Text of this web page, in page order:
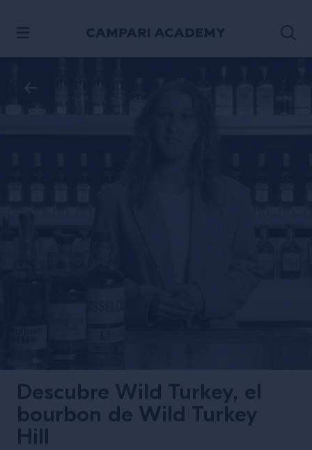
Descubre Wild Turkey, el
bourbon de Wild Turkey
Hill